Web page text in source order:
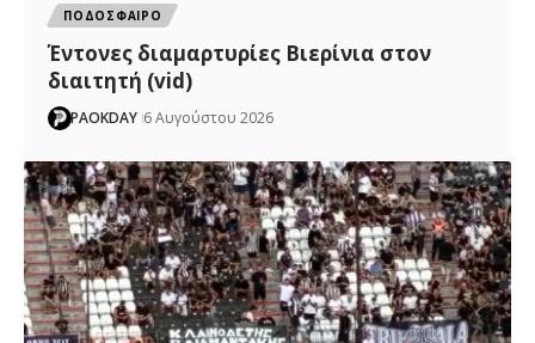
ΠΟΔΟΣΦΑΙΡΟ
Έντονες διαμαρτυρίες Βιερίνια στον
διαιτητή (vid)
PAOKDAY 6 Αυγούστου 2026